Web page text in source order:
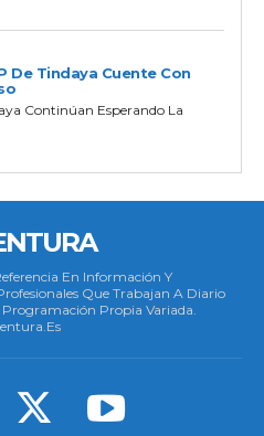
De Tindaya Cuente Con
Continúan Esperando La
En Información Y
Que Trabajan A Diario
Programación Propia Variada.